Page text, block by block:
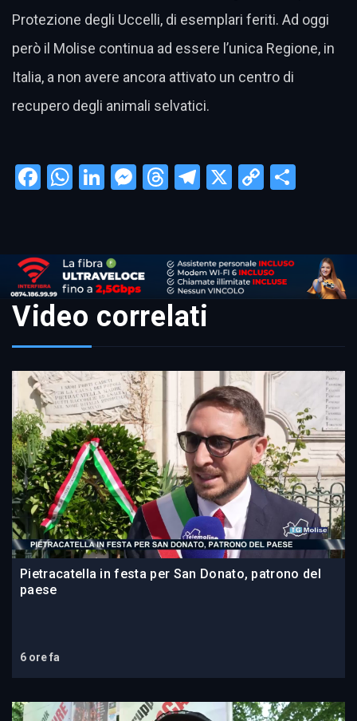
Protezione degli Uccelli, di esemplari feriti. Ad oggi
però il Molise continua ad essere l’unica Regione, in
Italia, a non avere ancora attivato un centro di
recupero degli animali selvatici.
Facebook
WhatsApp
LinkedIn
Messenger
Threads
Telegram
X
Copy
Video correlati
Pietracatella in festa per San Donato, patrono del
paese
6 ore fa